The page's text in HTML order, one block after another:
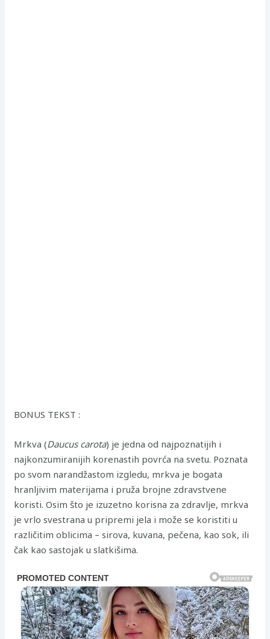
BONUS TEKST :
Mrkva (Daucus carota) je jedna od najpoznatijih i
najkonzumiranijih korenastih povrća na svetu. Poznata
po svom narandžastom izgledu, mrkva je bogata
hranljivim materijama i pruža brojne zdravstvene
koristi. Osim što je izuzetno korisna za zdravlje, mrkva
je vrlo svestrana u pripremi jela i može se koristiti u
različitim oblicima – sirova, kuvana, pečena, kao sok, ili
čak kao sastojak u slatkišima.